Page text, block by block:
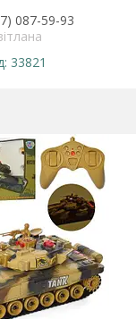
087-59-93
33821